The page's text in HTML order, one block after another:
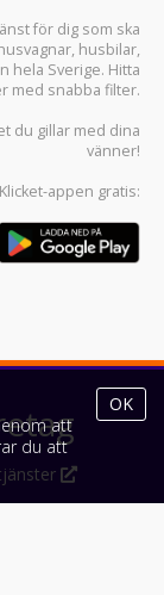
för dig som ska
, husbilar,
hela Sverige. Hitta
med snabba filter.
du gillar med dina
vänner!
Klicket-appen gratis:
att
du att
OK